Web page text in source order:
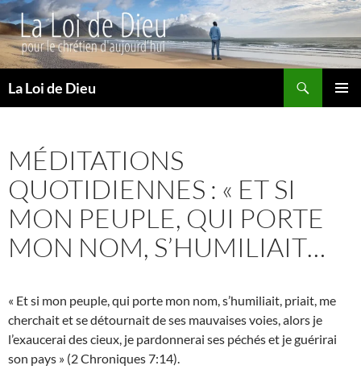
La Loi de Dieu
MÉDITATIONS
QUOTIDIENNES : « ET SI
MON PEUPLE, QUI PORTE
MON NOM, S’HUMILIAIT…
« Et si mon peuple, qui porte mon nom, s’humiliait, priait, me
cherchait et se détournait de ses mauvaises voies, alors je
l’exaucerai des cieux, je pardonnerai ses péchés et je guérirai
son pays » (2 Chroniques 7:14).